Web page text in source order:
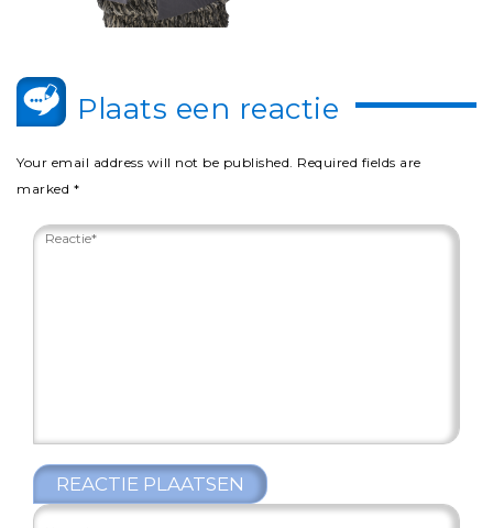
Plaats een reactie
Your email address will not be published. Required fields are
marked *
REACTIE PLAATSEN